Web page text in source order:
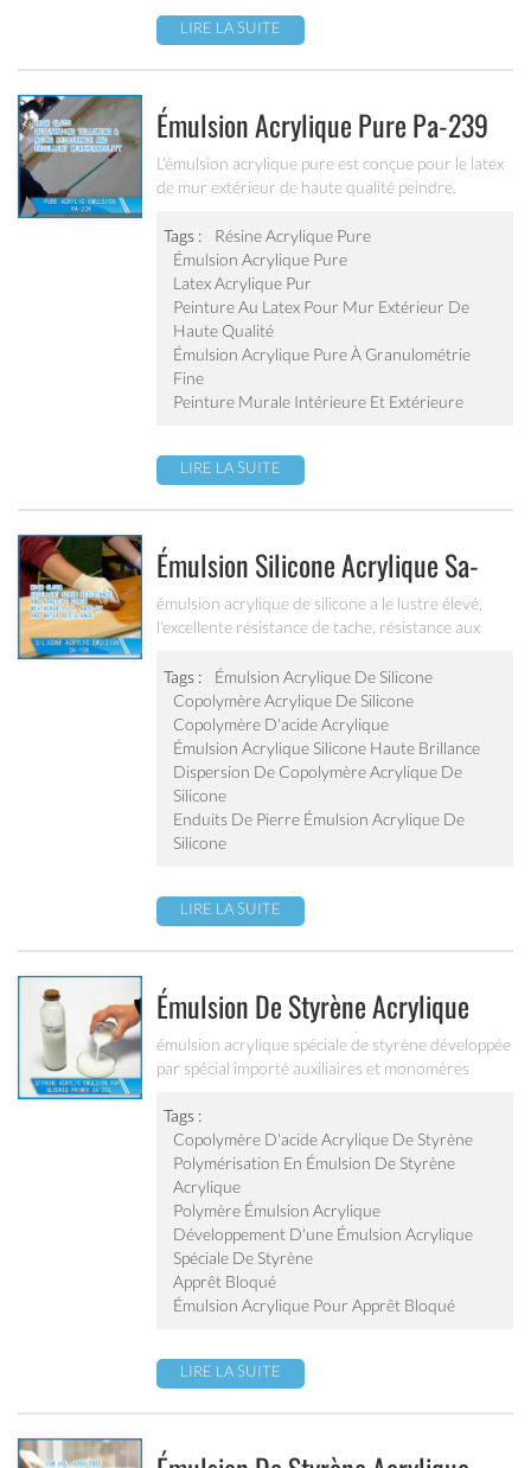
LIRE LA SUITE
Émulsion Acrylique Pure Pa-239
L'émulsion acrylique pure est conçue pour le latex
de mur extérieur de haute qualité peindre.
intempéries, exceptionnelle jaunissement et
résistance au vieillissement.
Tags :
Résine Acrylique Pure
Émulsion Acrylique Pure
Latex Acrylique Pur
Peinture Au Latex Pour Mur Extérieur De
Haute Qualité
Émulsion Acrylique Pure À Granulométrie
Fine
Peinture Murale Intérieure Et Extérieure
LIRE LA SUITE
Émulsion Silicone Acrylique Sa-
108
émulsion acrylique de silicone a le lustre élevé,
l'excellente résistance de tache, résistance aux
être appliqué aux revêtements supérieurs / vernis,
revêtements de pierre et revêtements de murs
extérieurs à haute résistance aux intempéries.
Tags :
Émulsion Acrylique De Silicone
Copolymère Acrylique De Silicone
Copolymère D'acide Acrylique
Émulsion Acrylique Silicone Haute Brillance
Dispersion De Copolymère Acrylique De
Silicone
Enduits De Pierre Émulsion Acrylique De
Silicone
LIRE LA SUITE
Émulsion De Styrène Acrylique
Pour Apprêt Bloqué Sa-205
émulsion acrylique spéciale de styrène développée
par spécial importé auxiliaires et monomères
revêtements d'apprêt avec une excellente
résistance aux alcalis, résistance au salage, force
d'adhérence et eau résistant.
Tags :
Copolymère D'acide Acrylique De Styrène
Polymérisation En Émulsion De Styrène
Acrylique
Polymère Émulsion Acrylique
Développement D'une Émulsion Acrylique
Spéciale De Styrène
Apprêt Bloqué
Émulsion Acrylique Pour Apprêt Bloqué
LIRE LA SUITE